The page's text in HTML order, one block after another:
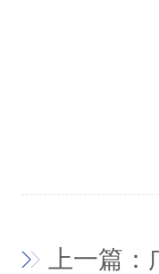
上一篇